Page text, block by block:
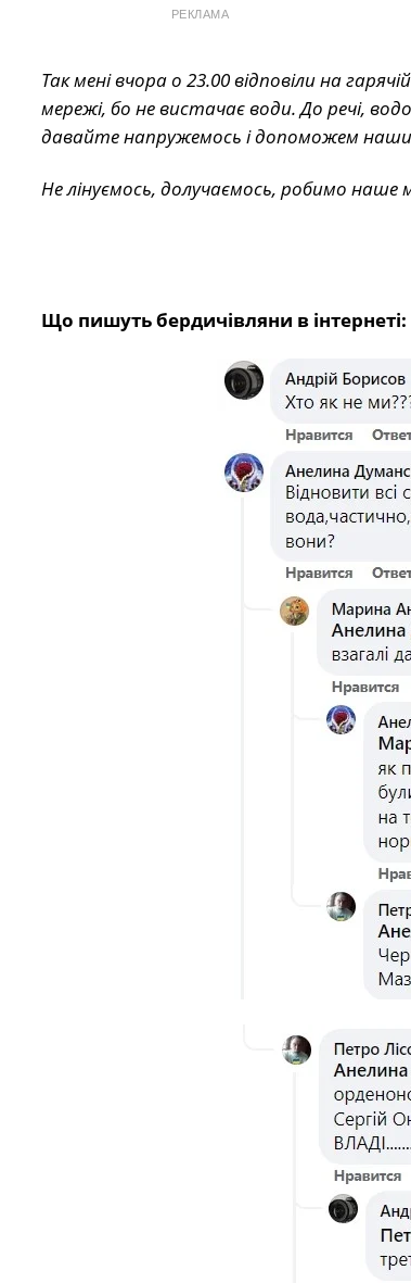
РЕКЛАМА
Так мені вчора о 23.00 відповіли на
мережі, бо не вистачає води. До речі,
давайте напружемось і допоможем
Не лінуємось, долучаємось, робимо наше
Що пишуть бердичівляни в інтернеті: